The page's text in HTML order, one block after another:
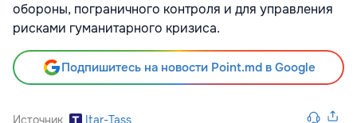
обороны, пограничного контроля и для управления
рисками гуманитарного кризиса.
Подпишитесь на новости Point.md в Google
Источник Itar-Tass